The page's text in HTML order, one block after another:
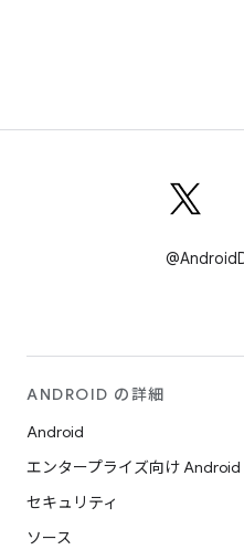
ANDROID の詳細
Android
エンタープライズ向け Android
セキュリティ
ソース